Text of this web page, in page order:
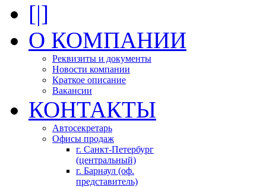
[|]
О КОМПАНИИ
Реквизиты и документы
Новости компании
Краткое описание
Вакансии
КОНТАКТЫ
Автосекретарь
Офисы продаж
г. Санкт-Петербург
(центральный)
г. Барнаул (оф.
представитель)